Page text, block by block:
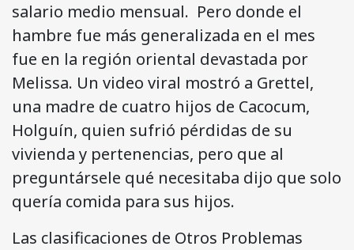
salario medio mensual. Pero donde el
hambre fue más generalizada en el mes
fue en la región oriental devastada por
Melissa. Un video viral mostró a Grettel,
una madre de cuatro hijos de Cacocum,
Holguín, quien sufrió pérdidas de su
vivienda y pertenencias, pero que al
preguntársele qué necesitaba dijo que solo
quería comida para sus hijos.
Las clasificaciones de Otros Problemas